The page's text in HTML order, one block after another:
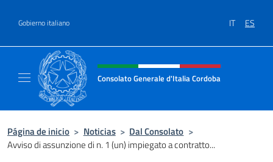
Gobierno italiano IT ES
Encabezado del sitio web,
Consolato Generale d'Italia Cordoba
Página de inicio > Noticias > Dal Consolato >
Avviso di assunzione di n. 1 (un) impiegato a contratto...